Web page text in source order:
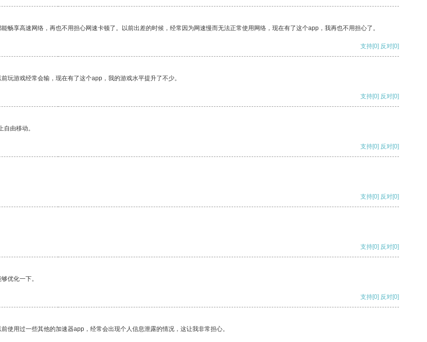
享高速网络，再也不用担心网速卡顿了。以前出差的时候，经常因为网速慢而无法正常使用网络，现在有了这个app，我再也不用担心了。
支持[0] 反对[0]
玩游戏经常会输，现在有了这个app，我的游戏水平提升了不少。
支持[0] 反对[0]
由移动。
支持[0] 反对[0]
支持[0] 反对[0]
支持[0] 反对[0]
优化一下。
支持[0] 反对[0]
用过一些其他的加速器app，经常会出现个人信息泄露的情况，这让我非常担心。